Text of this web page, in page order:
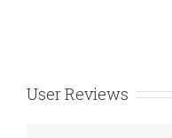
User Reviews